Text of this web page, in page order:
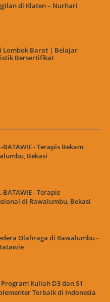
di Klaten – Nurhari
Lombok Barat | Belajar
Bersertifikat
- Terapis Bekam
Bekasi
- Terapis
di Rawalumbu, Bekasi
Olahraga di Rawalumbu -
Kuliah D3 dan S1
Terbaik di Indonesia